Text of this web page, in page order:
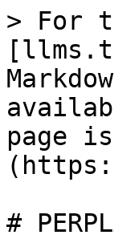
> For
page
#